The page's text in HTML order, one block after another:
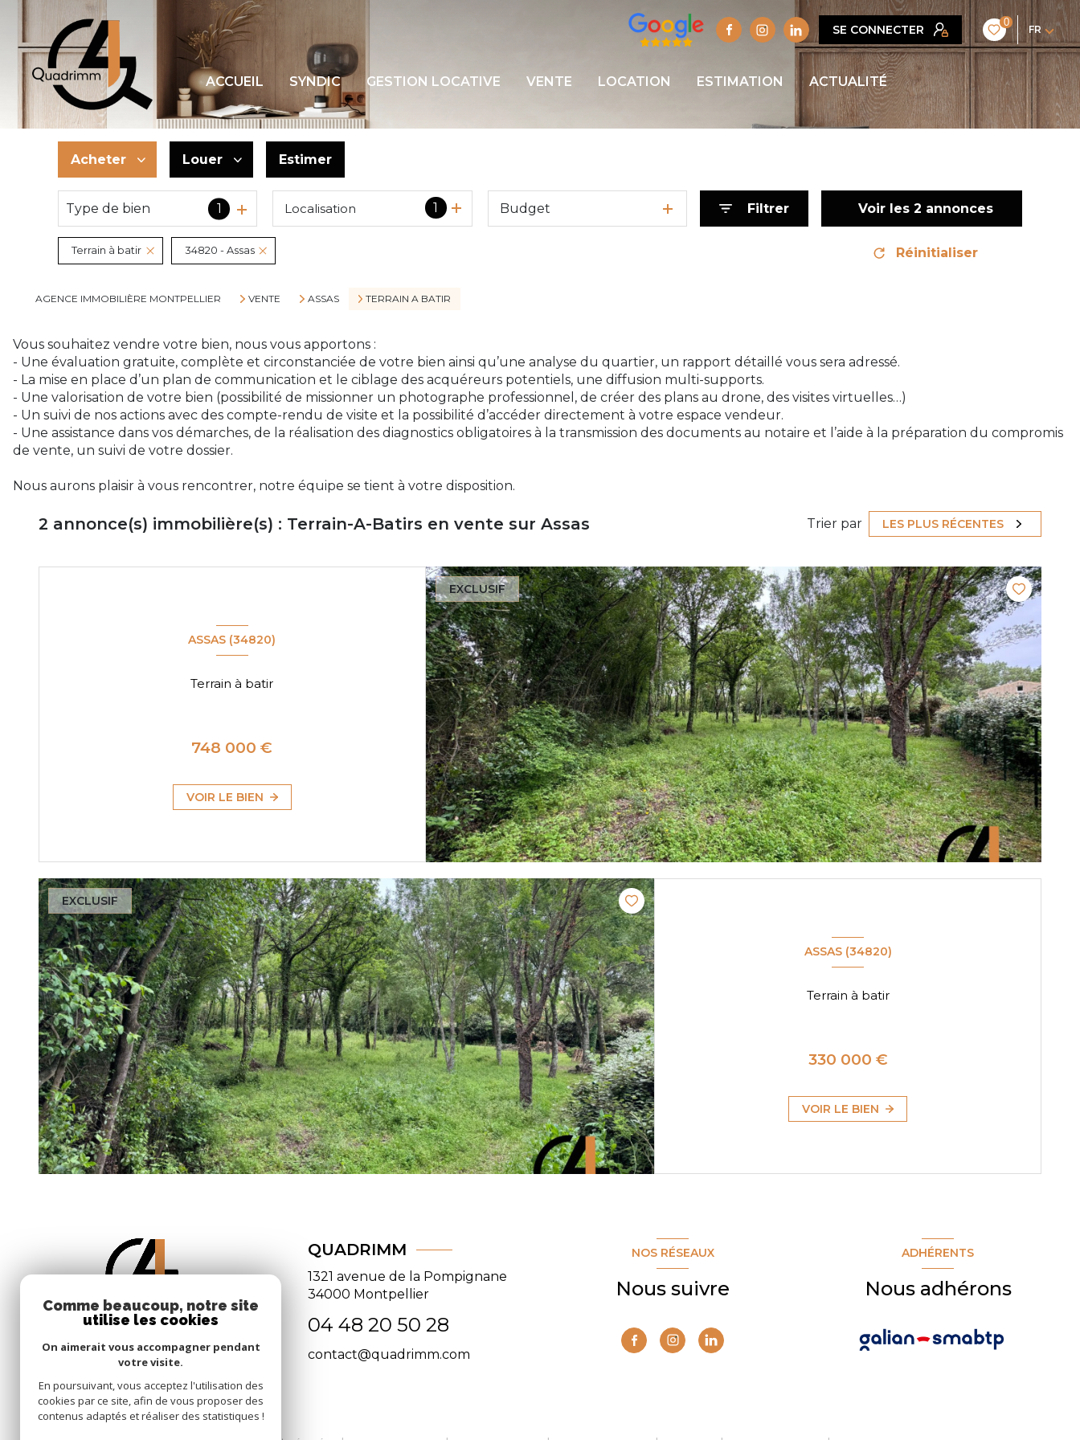
SE CONNECTER
0
FR
ACCUEIL SYNDIC GESTION LOCATIVE VENTE LOCATION ESTIMATION ACTUALITÉ
Acheter
De l'ancien
De l'immo pro
Louer
à l'année
Estimer
Type de bien 1 1
Localisation Budget Filtrer Voir les 2 annonces
Terrain à batir 34820 - Assas Réinitialiser
AGENCE IMMOBILIÈRE MONTPELLIER VENTE ASSAS TERRAIN A BATIR
Vous souhaitez vendre votre bien, nous vous apportons :
- Une évaluation gratuite, complète et circonstanciée de votre bien ainsi qu’une analyse du quartier, un rapport détaillé vous sera adressé.
- La mise en place d’un plan de communication et le ciblage des acquéreurs potentiels, une diffusion multi-supports.
- Une valorisation de votre bien (possibilité de missionner un photographe professionnel, de créer des plans au drone, des visites virtuelles…)
- Un suivi de nos actions avec des compte-rendu de visite et la possibilité d’accéder directement à votre espace vendeur.
- Une assistance dans vos démarches, de la réalisation des diagnostics obligatoires à la transmission des documents au notaire et l’aide à la préparation du compromis
de vente, un suivi de votre dossier.
Nous aurons plaisir à vous rencontrer, notre équipe se tient à votre disposition.
2 annonce(s) immobilière(s) : Terrain-A-Batirs en vente sur Assas Trier par LES PLUS RÉCENTES
EXCLUSIF
ASSAS (34820)
Terrain à batir
748 000 €
VOIR LE BIEN
EXCLUSIF
ASSAS (34820)
Terrain à batir
330 000 €
VOIR LE BIEN
QUADRIMM
1321 avenue de la Pompignane
34000 Montpellier
04 48 20 50 28
contact@quadrimm.com
NOS RÉSEAUX
Nous suivre
ADHÉRENTS
Nous adhérons
Comme beaucoup, notre site
utilise les cookies
On aimerait vous accompagner pendant
votre visite.
En poursuivant, vous acceptez l'utilisation des
cookies par ce site, afin de vous proposer des
contenus adaptés et réaliser des statistiques !